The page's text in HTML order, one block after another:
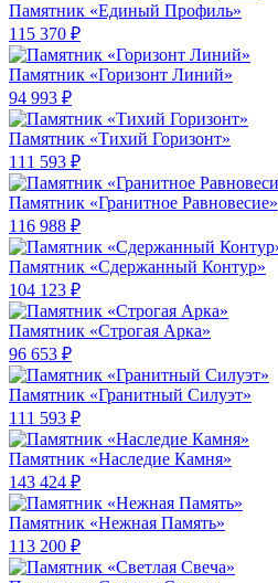
Памятник «Единый Профиль»
115 370 ₽
Памятник «Горизонт Линий»
94 993 ₽
Памятник «Тихий Горизонт»
111 593 ₽
Памятник «Гранитное Равновесие»
116 988 ₽
Памятник «Сдержанный Контур»
104 123 ₽
Памятник «Строгая Арка»
96 653 ₽
Памятник «Гранитный Силуэт»
111 593 ₽
Памятник «Наследие Камня»
143 424 ₽
Памятник «Нежная Память»
113 200 ₽